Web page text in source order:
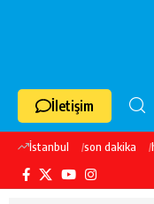
İletişim
İstanbul son dakika